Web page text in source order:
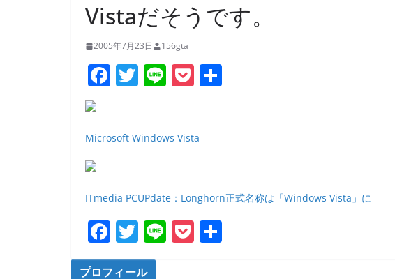
Vistaだそうです。
2005年7月23日 156gta
F
e
o
o
k
T
er
Li P
et
Microsoft Windows Vista
ITmedia PCUPdate：Longhorn正式名称は「Windows Vista」に
F
a
T
w
Li P
プロフィール